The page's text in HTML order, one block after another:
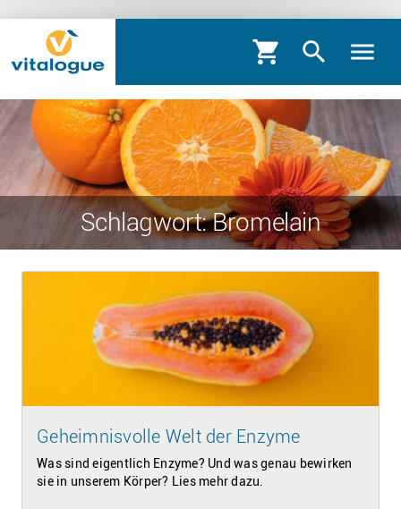
shopping_cart search menu
Schlagwort: Bromelain
Geheimnisvolle Welt der Enzyme
Was sind eigentlich Enzyme? Und was genau bewirken
sie in unserem Körper? Lies mehr dazu.